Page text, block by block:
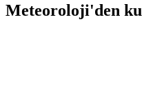
Meteoroloji'den